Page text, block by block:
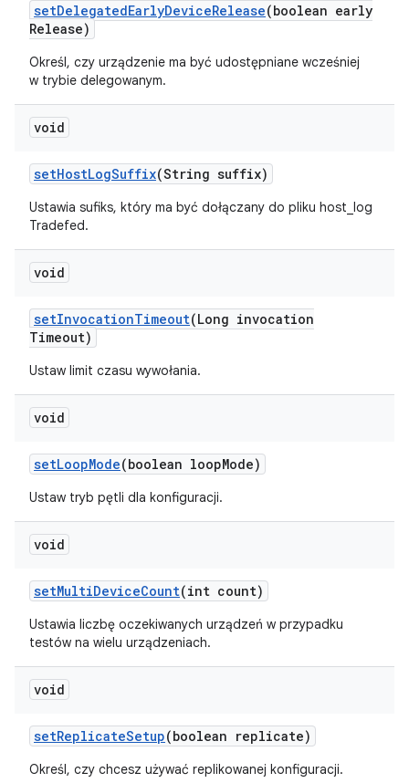
setDelegatedEarlyDeviceRelease(boolean early
Release)
Określ, czy urządzenie ma być udostępniane wcześniej
w trybie delegowanym.
void
setHostLogSuffix(String suffix)
Ustawia sufiks, który ma być dołączany do pliku host_log
Tradefed.
void
setInvocationTimeout(Long invocation
Timeout)
Ustaw limit czasu wywołania.
void
setLoopMode(boolean loopMode)
Ustaw tryb pętli dla konfiguracji.
void
setMultiDeviceCount(int count)
Ustawia liczbę oczekiwanych urządzeń w przypadku
testów na wielu urządzeniach.
void
setReplicateSetup(boolean replicate)
Określ, czy chcesz używać replikowanej konfiguracji.